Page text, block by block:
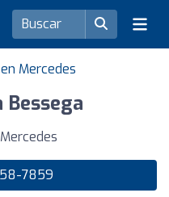
Mercedes
Bessega
7859